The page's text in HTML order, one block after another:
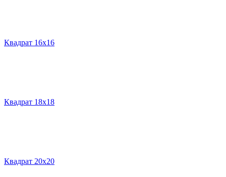
Квадрат 16х16
Квадрат 18х18
Квадрат 20х20